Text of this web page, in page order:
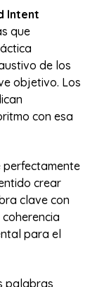
Intent
que
de los
objetivo. Los
con esa
perfectamente
crear
clave con
para el
palabras